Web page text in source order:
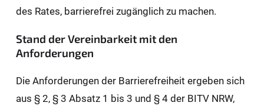
des Rates, barrierefrei zugänglich zu machen.
Stand der Vereinbarkeit mit den
Anforderungen
Die Anforderungen der Barrierefreiheit ergeben sich
aus § 2, § 3 Absatz 1 bis 3 und § 4 der BITV NRW,